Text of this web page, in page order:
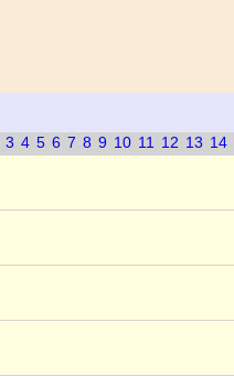
3 4 5 6 7 8 9 10 11 12 13 14